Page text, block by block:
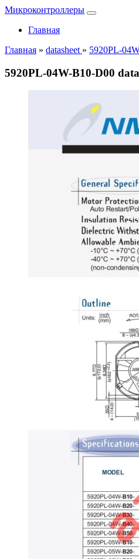
Микроконтроллеры
Главная
Главная » datasheet » 5920PL-
5920PL-04W-B10-D00